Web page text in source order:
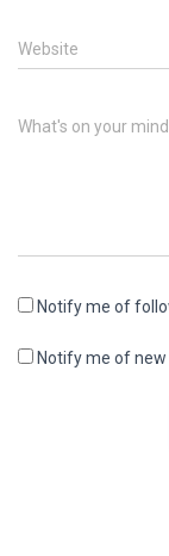
Website
What's on your
Notify me of
Notify me of new